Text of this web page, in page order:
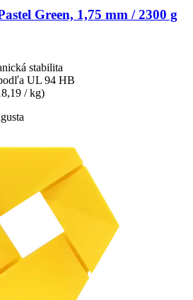
Green, 1,75 mm / 2300 g
stabilita
UL 94 HB
/ kg)